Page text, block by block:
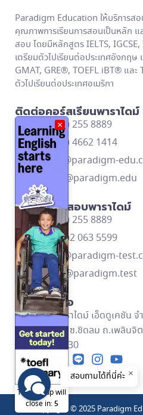
Paradigm Education ให้บริการส
คุณภาพการเรียนการสอนเป็นหลัก แ
สอบ โดยมีหลักสูตร IELTS,
เตรียมตัวไปเรียนต่อประเทศอังกฤษ
GMAT, GRE®, TOEFL iBT® และ
ตัวไปเรียนต่อประเทศอเมริกา
ติดต่อคอร์สเรียนพาราไดม์
โทร: (662) 255 8889
โทร: (668) 4662 1414
contact@paradigm-
Line ID: @paradigm.edu
ติดต่อศูนย์สอบพาราไดม์
โทร: (662) 255 8889
โทร: (669)2 063 5599
contact@paradigm-
Line ID: @paradigm.test
ข้อมูลติดต่อ
บริษัท พาราไดม์ เอ็ดดูเคชัน จ
ลิงค์ ชั้น 2 ซ.ชิดลม ถ.เพลินจิ
กทม. 10330
Copyright © 2025 Paradigm
สอบถามได้ที่นี่ค่ะ
×
This popup will
close in:5